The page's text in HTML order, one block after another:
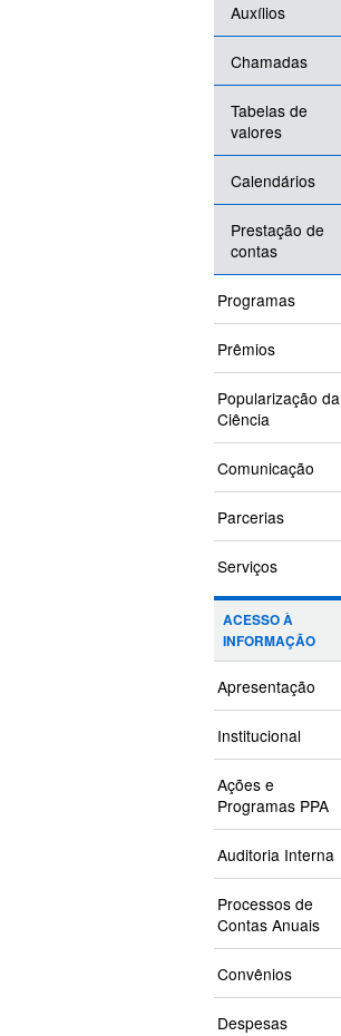
Auxílios
Chamadas
Tabelas de
valores
Calendários
Prestação de
contas
Programas
Prêmios
Popularização da
Ciência
Comunicação
Parcerias
Serviços
ACESSO À
INFORMAÇÃO
Apresentação
Institucional
Ações e
Programas PPA
Auditoria Interna
Processos de
Contas Anuais
Convênios
Despesas